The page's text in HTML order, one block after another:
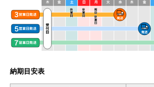
納期目安表